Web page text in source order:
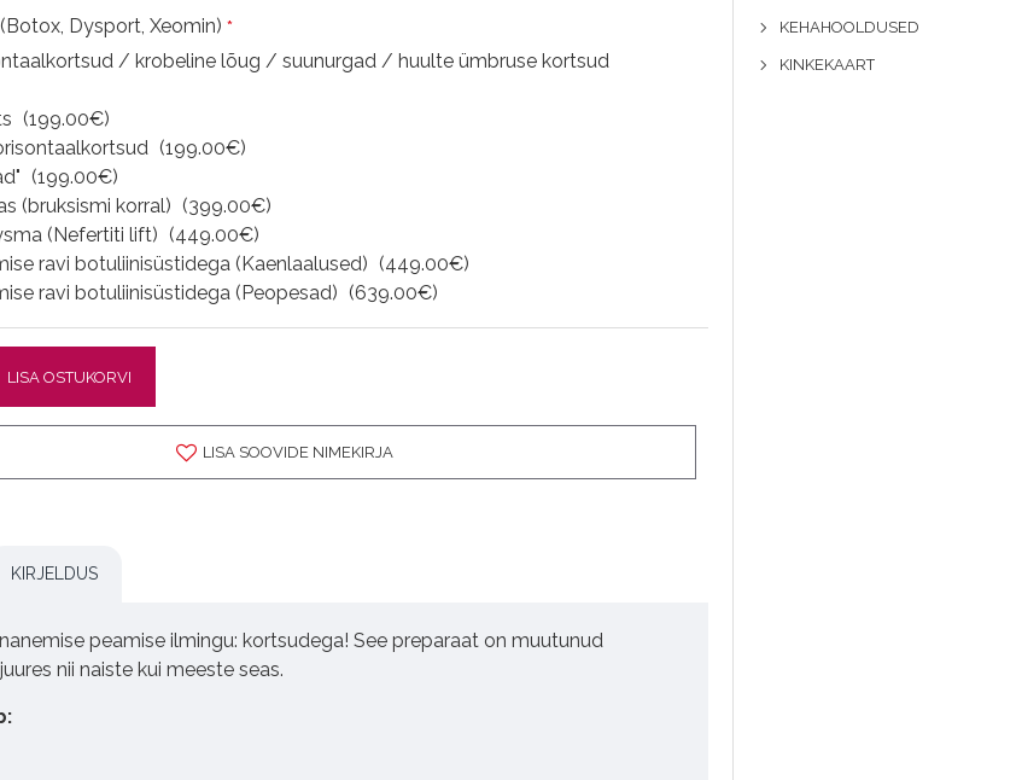
Dysport, Xeomin)
/ krobeline lõug / suunurgad / huulte ümbruse kortsud
(199.00€)
(199.00€)
(199.00€)
(bruksismi korral) (399.00€)
(Nefertiti lift) (449.00€)
ravi botuliinisüstidega (Kaenlaalused) (449.00€)
ravi botuliinisüstidega (Peopesad) (639.00€)
LISA OSTUKORVI
LISA SOOVIDE NIMEKIRJA
KIRJELDUS
peamise ilmingu: kortsudega! See preparaat on muutunud
nii naiste kui meeste seas.
KEHAHOOLDUSED
KINKEKAART